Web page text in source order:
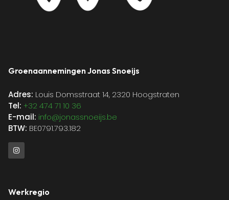
Groenaannemingen Jonas Snoeijs
Adres: Louis Domsstraat 14, 2320 Hoogstraten
Tel: +32 474 71 10 36
E-mail: info@jonassnoeijs.be
BTW: BE0791.793.182
Werkregio